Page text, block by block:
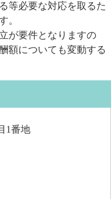
等必要な対応を取るた
。
が要件となりますの
額についても変動する
1番地